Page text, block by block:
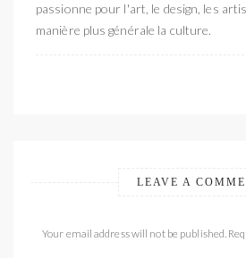
passionne pour l'art, le design, les
manière plus générale la culture.
LEAVE A
Your email address will not be published.